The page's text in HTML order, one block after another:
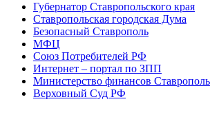
Губернатор Ставропольского края
Ставропольская городская Дума
Безопасный Ставрополь
МФЦ
Союз Потребителей РФ
Интернет – портал по ЗПП
Министерство финансов
Верховный Суд РФ